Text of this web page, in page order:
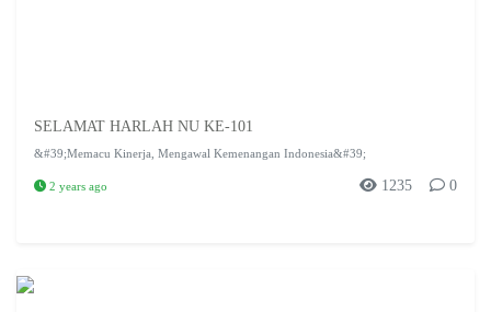
SELAMAT HARLAH NU KE-101
&#39;Memacu Kinerja, Mengawal Kemenangan Indonesia&#39;
2 years ago 0
1235